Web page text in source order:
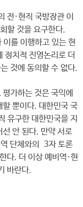
전·현직 국방장관 이
할 것을 요구한다.
를 이행하고 있는 현
정치적 진영논리로 더
것에 동의할 수 없다.
가하는 것은 국익에
뿐이다. 대한민국 국
유구한 대한민국을 지
선 안 된다. 만약 서로
단체와의 3자 토론
다. 더 이상 예비역·현
바란다.